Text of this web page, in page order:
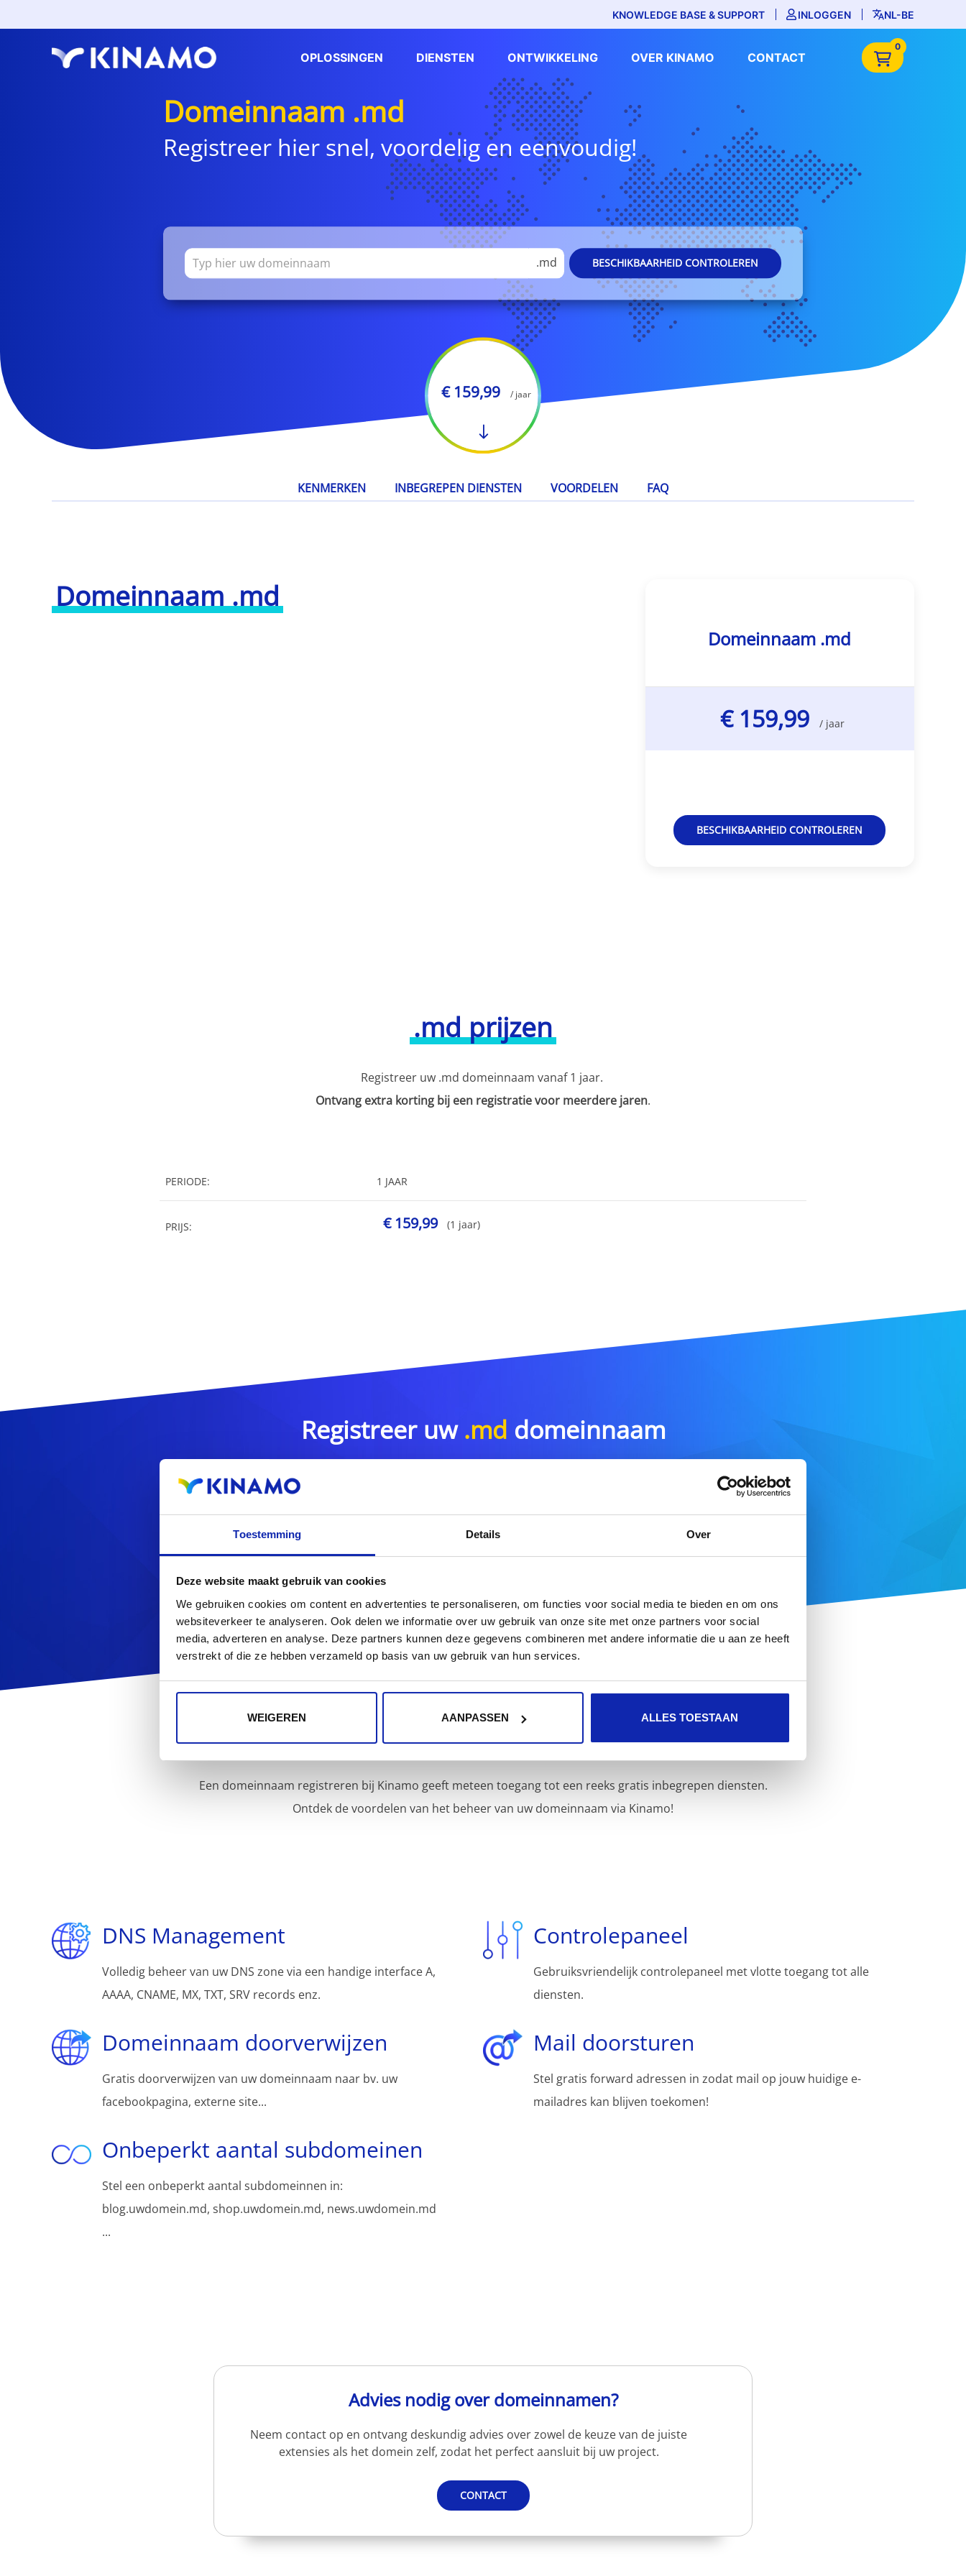
Toestemming Details Over
Deze website maakt gebruik van cookies
We gebruiken cookies om content en advertenties te personaliseren, om functies voor social media te bieden en om ons
websiteverkeer te analyseren. Ook delen we informatie over uw gebruik van onze site met onze partners voor social
media, adverteren en analyse. Deze partners kunnen deze gegevens combineren met andere informatie die u aan ze heeft
verstrekt of die ze hebben verzameld op basis van uw gebruik van hun services.
WEIGEREN AANPASSEN ALLES TOESTAAN
KNOWLEDGE BASE & SUPPORT INLOGGEN NL-BE
OPLOSSINGEN DIENSTEN ONTWIKKELING OVER KINAMO CONTACT
0
Domeinnaam .md
Registreer hier snel, voordelig en eenvoudig!
.md BESCHIKBAARHEID CONTROLEREN
€ 159,99 / jaar
KENMERKEN INBEGREPEN DIENSTEN VOORDELEN FAQ
Domeinnaam .md
Domeinnaam .md
€ 159,99 / jaar
BESCHIKBAARHEID CONTROLEREN
.md prijzen
Registreer uw .md domeinnaam vanaf 1 jaar.
Ontvang extra korting bij een registratie voor meerdere jaren.
PERIODE: 1 JAAR
PRIJS: € 159,99 (1 jaar)
Registreer uw.md domeinnaam
Op zoek naar meer domeinnaamextensies? Ontdek hier ons volledige aanbod
Inbegrepen diensten
Een domeinnaam registreren bij Kinamo geeft meteen toegang tot een reeks gratis inbegrepen diensten.
Ontdek de voordelen van het beheer van uw domeinnaam via Kinamo!
DNS Management
Volledig beheer van uw DNS zone via een handige interface A,
AAAA, CNAME, MX, TXT, SRV records enz.
Controlepaneel
Gebruiksvriendelijk controlepaneel met vlotte toegang tot alle
diensten.
Domeinnaam doorverwijzen
Gratis doorverwijzen van uw domeinnaam naar bv. uw
facebookpagina, externe site...
Mail doorsturen
Stel gratis forward adressen in zodat mail op jouw huidige e-
mailadres kan blijven toekomen!
Onbeperkt aantal subdomeinen
Stel een onbeperkt aantal subdomeinnen in:
blog.uwdomein.md, shop.uwdomein.md, news.uwdomein.md
...
Advies nodig over domeinnamen?
Neem contact op en ontvang deskundig advies over zowel de keuze van de juiste
extensies als het domein zelf, zodat het perfect aansluit bij uw project.
CONTACT